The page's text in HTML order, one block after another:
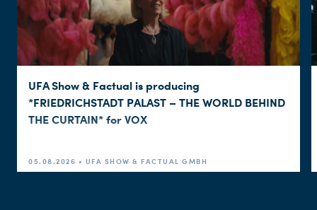
UFA Show & Factual is producing
*FRIEDRICHSTADT PALAST – THE WORLD BEHIND
THE CURTAIN* for VOX
05.08.2026 • UFA SHOW & FACTUAL GMBH